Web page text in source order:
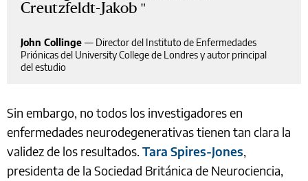
Creutzfeldt-Jakob
John Collinge — Director del Instituto de Enfermedades
Priónicas del University College de Londres y autor principal
del estudio
Sin embargo, no todos los investigadores en
enfermedades neurodegenerativas tienen tan clara la
validez de los resultados. Tara Spires-Jones,
presidenta de la Sociedad Británica de Neurociencia,